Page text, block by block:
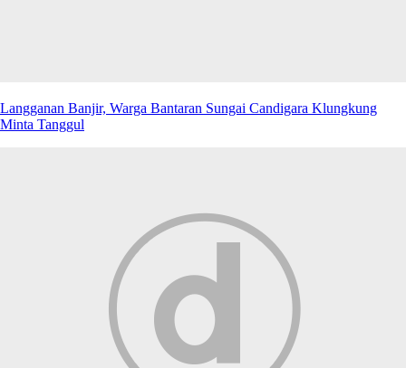
Langganan Banjir, Warga Bantaran Sungai Candigara Klungkung
Minta Tanggul